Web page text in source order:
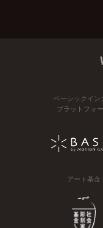
ベーシックイン
プラットフォ
アート基金